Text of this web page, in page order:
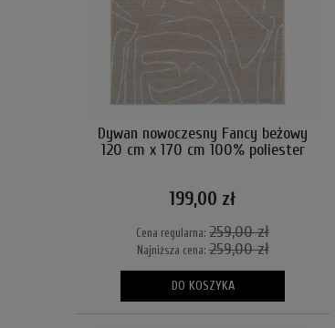
Dywan nowoczesny Fancy beżowy
120 cm x 170 cm 100% poliester
199,00 zł
Cena regularna: 259,00 zł
Najniższa cena:259,00 zł
DO KOSZYKA